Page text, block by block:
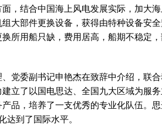
，结合中国海上风电发展实际，加大
大部件更换设备，获得由特种设备安
所用船只缺，费用居高，船期不稳定
党委副书记申艳杰在致辞中介绍，联
立了以国电思达、全国九大区域为服
品，培养了一支优秀的专业化队伍。
达到了国际水平。